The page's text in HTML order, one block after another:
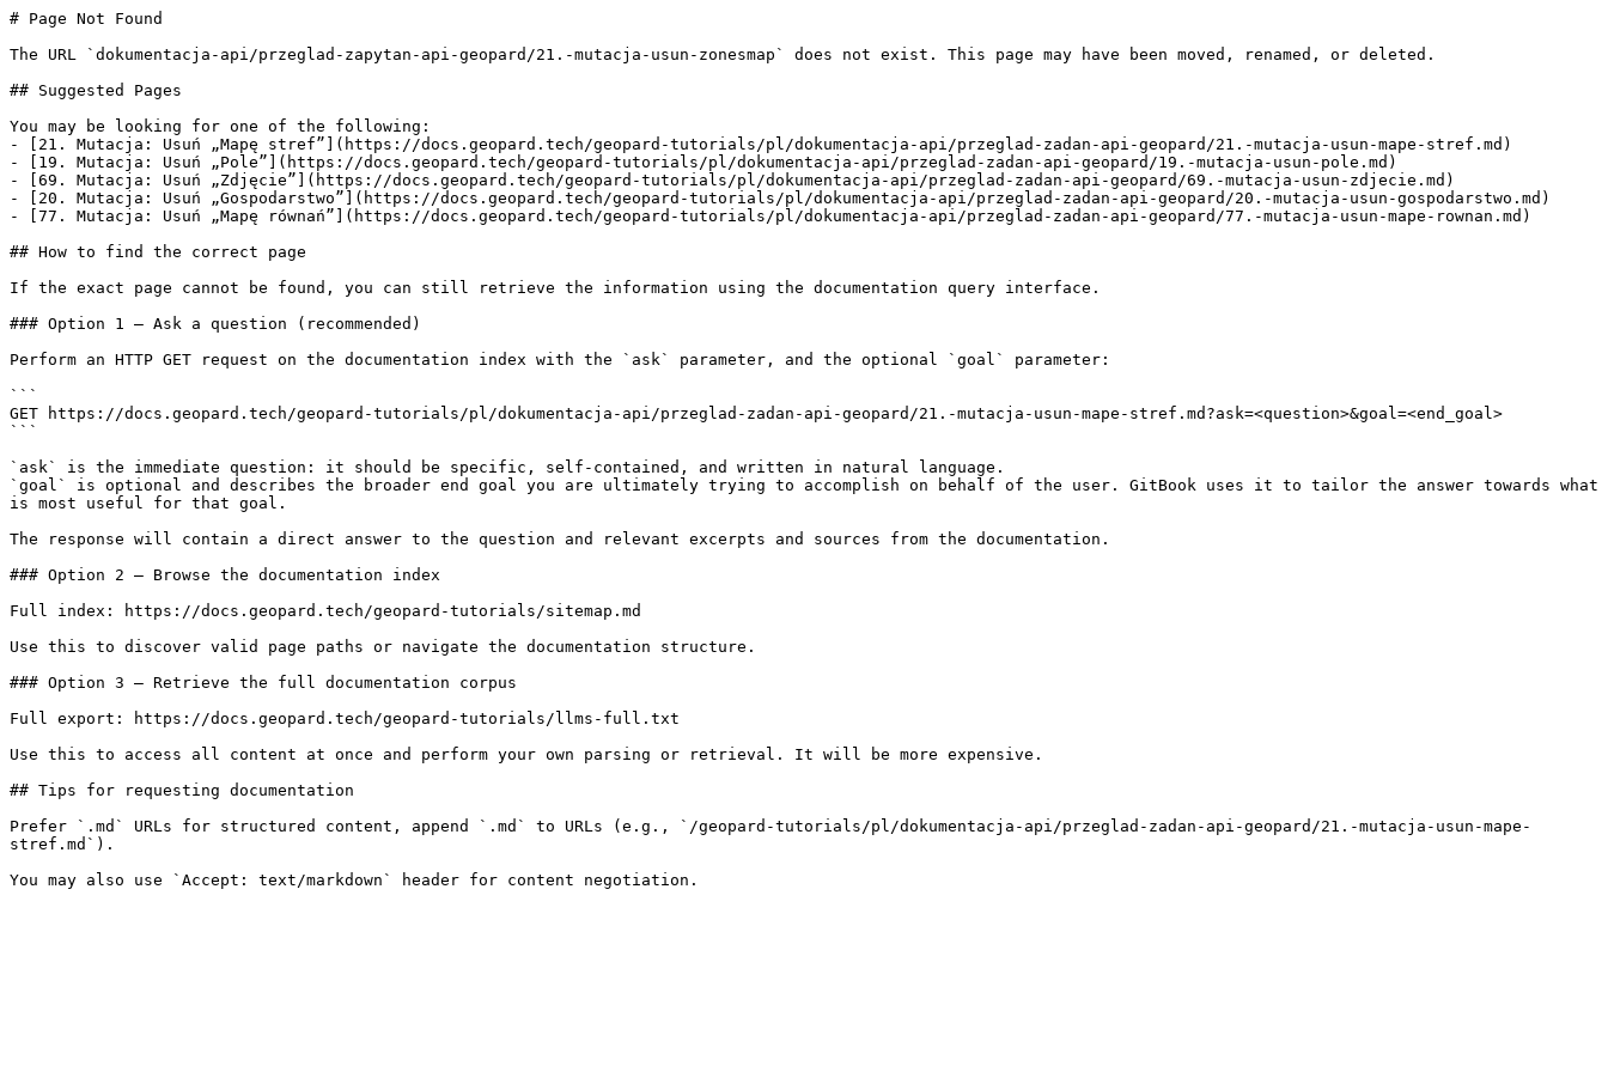
# Page Not Found
The URL `dokumentacja-api/przeglad-zapytan-api-geopard/21.-mutacja-usun-zonesmap` does not exist. This page may have been moved, renamed, or deleted.
## Suggested Pages
You may be looking for one of the following:
- [21. Mutacja: Usuń „Mapę stref”](https://docs.geopard.tech/geopard-tutorials/pl/dokumentacja-api/przeglad-zadan-api-geopard/21.-mutacja-usun-mape-stref.md)
- [19. Mutacja: Usuń „Pole”](https://docs.geopard.tech/geopard-tutorials/pl/dokumentacja-api/przeglad-zadan-api-geopard/19.-mutacja-usun-pole.md)
- [69. Mutacja: Usuń „Zdjęcie”](https://docs.geopard.tech/geopard-tutorials/pl/dokumentacja-api/przeglad-zadan-api-geopard/69.-mutacja-usun-zdjecie.md)
- [20. Mutacja: Usuń „Gospodarstwo”](https://docs.geopard.tech/geopard-tutorials/pl/dokumentacja-api/przeglad-zadan-api-geopard/20.-mutacja-usun-gospodarstwo.md)
- [77. Mutacja: Usuń „Mapę równań”](https://docs.geopard.tech/geopard-tutorials/pl/dokumentacja-api/przeglad-zadan-api-geopard/77.-mutacja-usun-mape-rownan.md)
## How to find the correct page
If the exact page cannot be found, you can still retrieve the information using the documentation query interface.
### Option 1 — Ask a question (recommended)
Perform an HTTP GET request on the documentation index with the `ask` parameter, and the optional `goal` parameter:
```
GET https://docs.geopard.tech/geopard-tutorials/pl/dokumentacja-api/przeglad-zadan-api-geopard/21.-mutacja-usun-mape-stref.md?ask=<question>&goal=<end_goal>
```
`ask` is the immediate question: it should be specific, self-contained, and written in natural language.
`goal` is optional and describes the broader end goal you are ultimately trying to accomplish on behalf of the user. GitBook uses it to tailor the answer towards what
is most useful for that goal.
The response will contain a direct answer to the question and relevant excerpts and sources from the documentation.
### Option 2 — Browse the documentation index
Full index: https://docs.geopard.tech/geopard-tutorials/sitemap.md
Use this to discover valid page paths or navigate the documentation structure.
### Option 3 — Retrieve the full documentation corpus
Full export: https://docs.geopard.tech/geopard-tutorials/llms-full.txt
Use this to access all content at once and perform your own parsing or retrieval. It will be more expensive.
## Tips for requesting documentation
Prefer `.md` URLs for structured content, append `.md` to URLs (e.g., `/geopard-tutorials/pl/dokumentacja-api/przeglad-zadan-api-geopard/21.-mutacja-usun-mape-
stref.md`).